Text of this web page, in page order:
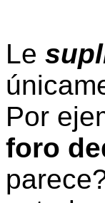
Le
Por
foro